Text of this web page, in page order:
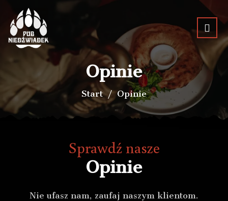
Opinie
Start Opinie
Sprawdź nasze
Opinie
Nie ufasz nam, zaufaj naszym klientom.